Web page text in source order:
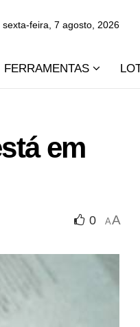
sexta-feira, 7 agosto, 2026
FERRAMENTAS
em
0 AA